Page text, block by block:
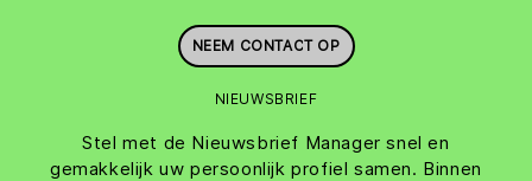
NEEM CONTACT OP
NIEUWSBRIEF
Stel met de Nieuwsbrief Manager snel en
gemakkelijk uw persoonlijk profiel samen. Binnen